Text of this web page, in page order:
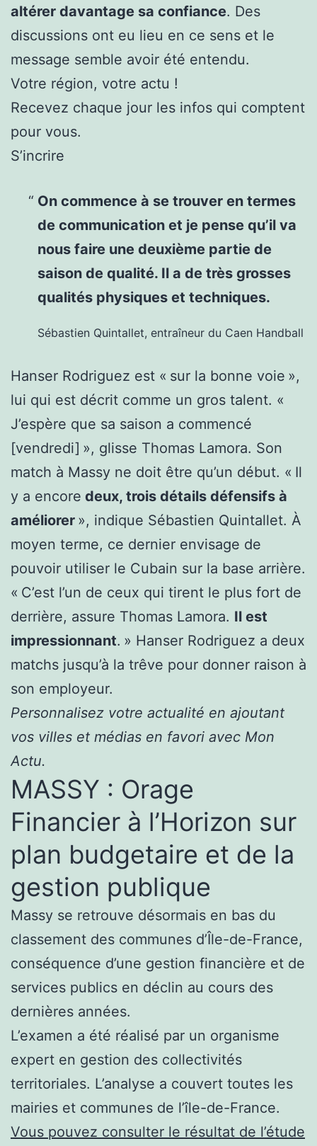
altérer davantage sa confiance. Des
discussions ont eu lieu en ce sens et le
message semble avoir été entendu.
Votre région, votre actu !
Recevez chaque jour les infos qui comptent
pour vous.
S’incrire
On commence à se trouver en termes
de communication et je pense qu’il va
nous faire une deuxième partie de
saison de qualité. Il a de très grosses
qualités physiques et techniques.
Sébastien Quintallet, entraîneur du Caen Handball
Hanser Rodriguez est « sur la bonne voie »,
lui qui est décrit comme un gros talent. «
J’espère que sa saison a commencé
[vendredi] », glisse Thomas Lamora. Son
match à Massy ne doit être qu’un début. « Il
y a encore deux, trois détails défensifs à
améliorer », indique Sébastien Quintallet. À
moyen terme, ce dernier envisage de
pouvoir utiliser le Cubain sur la base arrière.
« C’est l’un de ceux qui tirent le plus fort de
derrière, assure Thomas Lamora. Il est
impressionnant. » Hanser Rodriguez a deux
matchs jusqu’à la trêve pour donner raison à
son employeur.
Personnalisez votre actualité en ajoutant
vos villes et médias en favori avec Mon
Actu.
MASSY : Orage
Financier à l’Horizon sur
plan budgetaire et de la
gestion publique
Massy se retrouve désormais en bas du
classement des communes d’Île-de-France,
conséquence d’une gestion financière et de
services publics en déclin au cours des
dernières années.
L’examen a été réalisé par un organisme
expert en gestion des collectivités
territoriales. L’analyse a couvert toutes les
mairies et communes de l’île-de-France.
Vous pouvez consulter le résultat de l’étude